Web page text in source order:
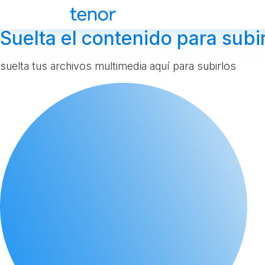
Suelta el contenido para
suelta tus archivos multimedia aquí para subirlos